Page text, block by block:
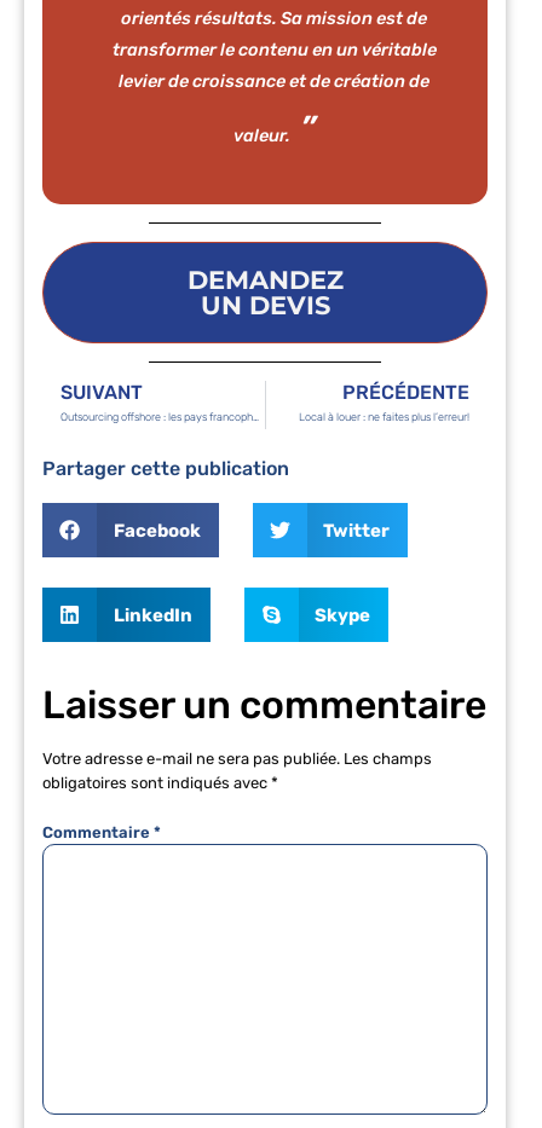
orientés résultats. Sa mission est de
transformer le contenu en un véritable
levier de croissance et de création de
valeur.
DEMANDEZ
UN DEVIS
SUIVANT PRÉCÉDENTE
Local à louer : ne faites plus l’erreur!
Partager cette publication
Facebook Twitter
LinkedIn Skype
Laisser un commentaire
Votre adresse e-mail ne sera pas publiée. Les champs
obligatoires sont indiqués avec *
Commentaire *